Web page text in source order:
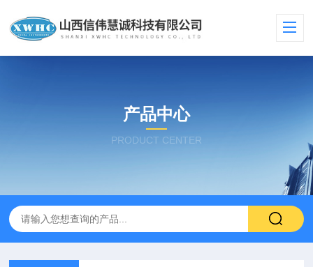
产品中心
PRODUCT CENTER